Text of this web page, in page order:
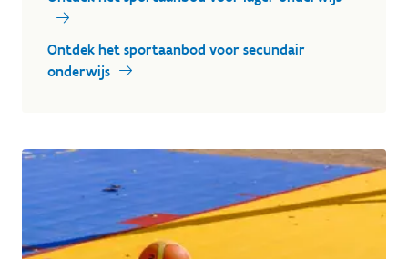
Ontdek het sportaanbod voor secundair
onderwijs